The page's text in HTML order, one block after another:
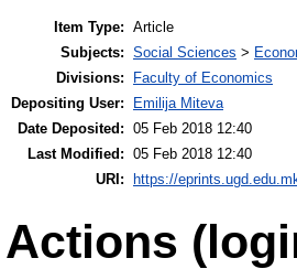
Item Type: Article
Subjects: Social Sciences >
Divisions:
Faculty of Economics
Depositing User:
Emilija Miteva
Date Deposited: 05 Feb 2018 12:40
Last Modified: 05 Feb 2018 12:40
URI:
https://
Actions